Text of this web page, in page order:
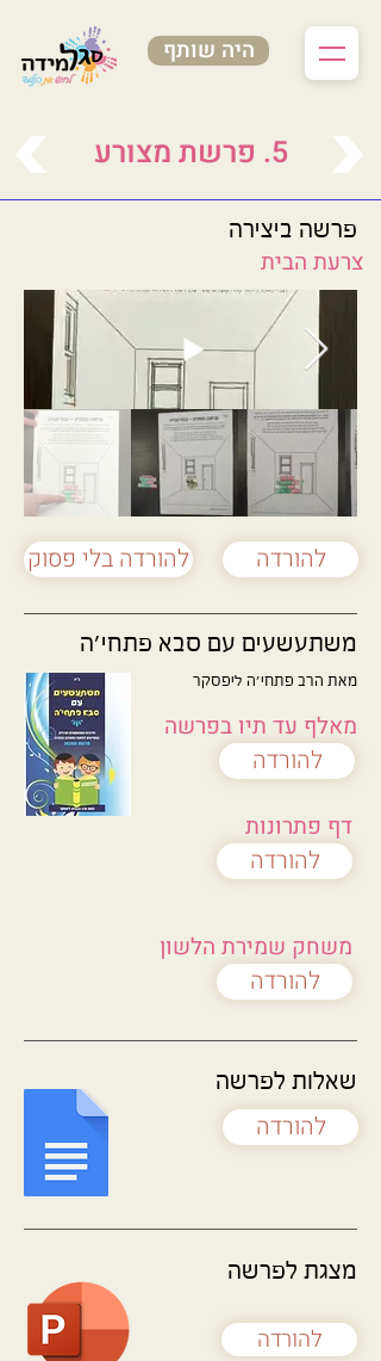
היה שותף
5. פרשת מצורע
פרשה ביצירה
צרעת הבית
להורדה בלי פסוק להורדה
משתעשעים עם סבא פתחי'ה
מאת הרב פתחי'ה ליפסקר
מאלף עד תיו בפרשה
להורדה
דף פתרונות
להורדה
משחק שמירת הלשון
להורדה
שאלות לפרשה
להורדה
מצגת לפרשה
להורדה